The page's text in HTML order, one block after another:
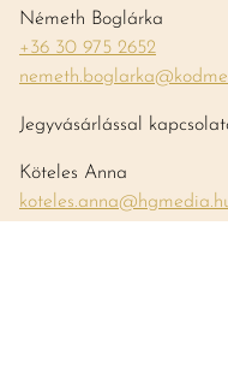
Németh Boglárka
+36 30 975 2652
Jegyvásárlással
Köteles Anna